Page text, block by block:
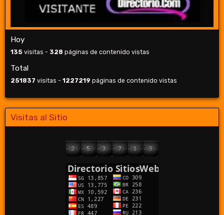
Hoy
135 visitas - 328 páginas de contenido vistas
Total
251837 visitas - 1227219 páginas de contenido vistas
Visitas al Sitio